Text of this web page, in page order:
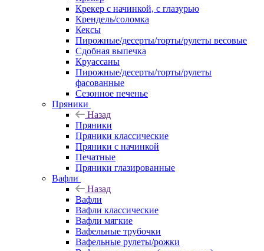
Крекер с начинкой, с глазурью
Крендель/соломка
Кексы
Пирожные/десерты/торты/рулеты весовые
Сдобная выпечка
Круассаны
Пирожные/десерты/торты/рулеты
фасованные
Сезонное печенье
Пряники
Назад
Пряники
Пряники классические
Пряники с начинкой
Печатные
Пряники глазированные
Вафли
Назад
Вафли
Вафли классические
Вафли мягкие
Вафельные трубочки
Вафельные рулеты/рожки